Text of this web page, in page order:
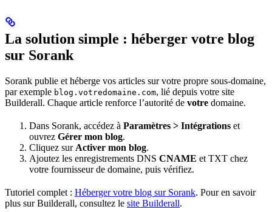
La solution simple : héberger votre blog
sur Sorank
Sorank publie et héberge vos articles sur votre propre sous-domaine,
par exemple blog.votredomaine.com, lié depuis votre site
Builderall. Chaque article renforce l’autorité de votre domaine.
Dans Sorank, accédez à Paramètres > Intégrations et
ouvrez Gérer mon blog.
Cliquez sur Activer mon blog.
Ajoutez les enregistrements DNS CNAME et TXT chez
votre fournisseur de domaine, puis vérifiez.
Tutoriel complet : Héberger votre blog sur Sorank. Pour en savoir
plus sur Builderall, consultez le site Builderall.